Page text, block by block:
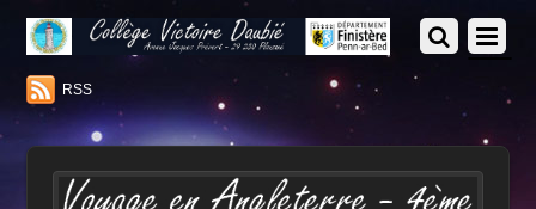
RSS